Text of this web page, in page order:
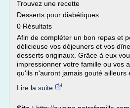
Trouvez une recette
Desserts pour diabétiques
0 Résultats
Afin de compléter un bon repas et
délicieuse vos déjeuners et vos
desserts originaux. Grâce à eux
impressionner votre famille ou vos
qu'ils n'auront jamais gouté ailleurs
Lire la suite